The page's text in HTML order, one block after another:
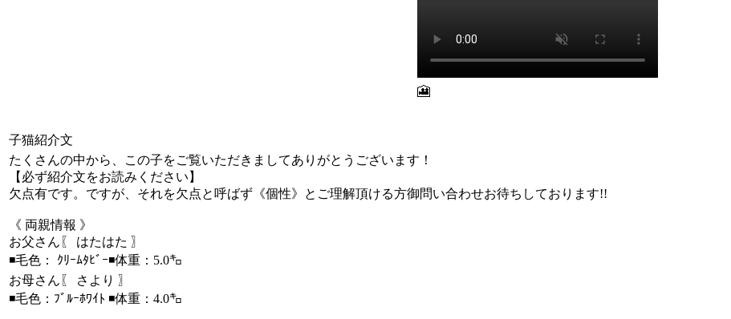
🎦
子猫紹介文
たくさんの中から、この子をご覧いただきましてありがとうございます！
【必ず紹介文をお読みください】
欠点有です。ですが、それを欠点と呼ばず《個性》とご理解頂ける方御問い合わせお待ちしております!!
《 両親情報 》
お父さん〖 はたはた 〗
◾毛色： ｸﾘｰﾑﾀﾋﾞｰ◾体重：5.0㌔
お母さん〖 さより 〗
◾毛色：ﾌﾞﾙｰﾎﾜｲﾄ ◾体重：4.0㌔